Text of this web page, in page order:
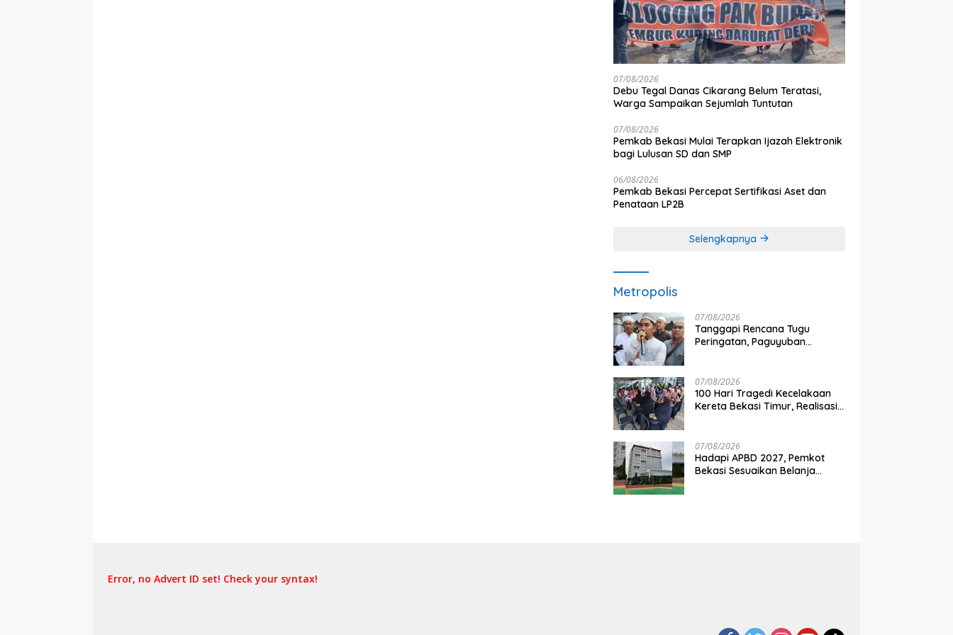
07/08/2026
Debu Tegal Danas Cikarang Belum Teratasi,
Warga Sampaikan Sejumlah Tuntutan
07/08/2026
Pemkab Bekasi Mulai Terapkan Ijazah Elektronik
bagi Lulusan SD dan SMP
06/08/2026
Pemkab Bekasi Percepat Sertifikasi Aset dan
Penataan LP2B
Selengkapnya
Metropolis
07/08/2026
Tanggapi Rencana Tugu
Peringatan, Paguyuban
Perbaikan Sistem Keselamatan
Lebih Dulu
07/08/2026
100 Hari Tragedi Kecelakaan
Kereta Bekasi Timur, Realisasi
07/08/2026
Hadapi APBD 2027, Pemkot
Bekasi Sesuaikan Belanja
Error, no Advert ID set! Check your syntax!